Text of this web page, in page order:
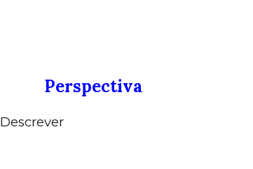
Perspectiva
Descrever